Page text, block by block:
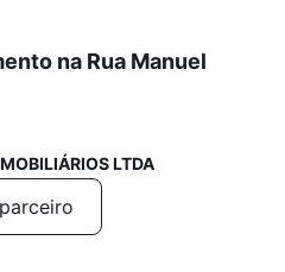
na Rua Manuel
LTDA